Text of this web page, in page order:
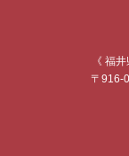
《 福
〒916-